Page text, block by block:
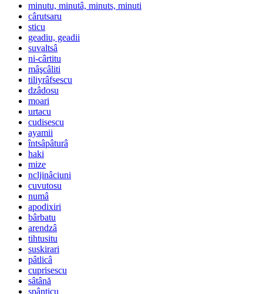
minutu, minutâ, minuts, minuti
cârutsaru
sticu
geadiu, geadii
suvaltsâ
ni-cârtitu
mâşcâliti
tiliyrâfsescu
dzâdosu
moari
urtacu
cudisescu
ayamii
întsâpâturâ
haki
mize
ncljinâciuni
cuvutosu
numâ
apodixiri
bârbatu
arendzâ
tihtusitu
suskirari
pâtlicâ
cuprisescu
sâtână
spânticu